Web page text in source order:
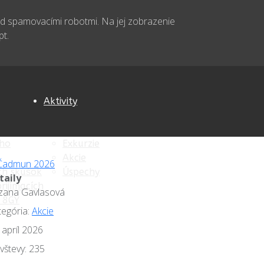
spamovacími robotmi. Na jej zobrazenie
skúšok
Aktivity
Gavlasová
Akcie
apríl 2026
235